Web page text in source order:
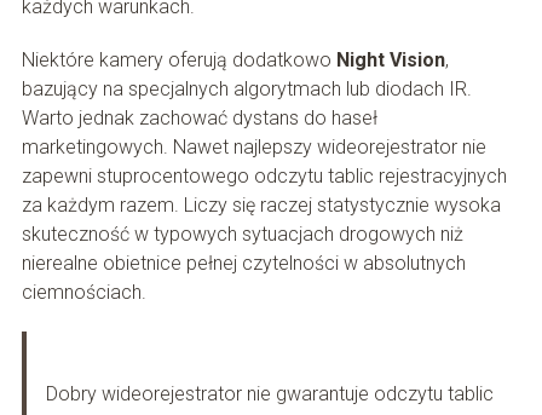
każdych warunkach.
Niektóre kamery oferują dodatkowo Night Vision,
bazujący na specjalnych algorytmach lub diodach IR.
Warto jednak zachować dystans do haseł
marketingowych. Nawet najlepszy wideorejestrator nie
zapewni stuprocentowego odczytu tablic rejestracyjnych
za każdym razem. Liczy się raczej statystycznie wysoka
skuteczność w typowych sytuacjach drogowych niż
nierealne obietnice pełnej czytelności w absolutnych
ciemnościach.
Dobry wideorejestrator nie gwarantuje odczytu tablic